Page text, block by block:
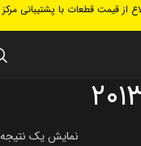
از قیمت قطعات با پشتیبانی مرکز
نمایش یک نتیجه